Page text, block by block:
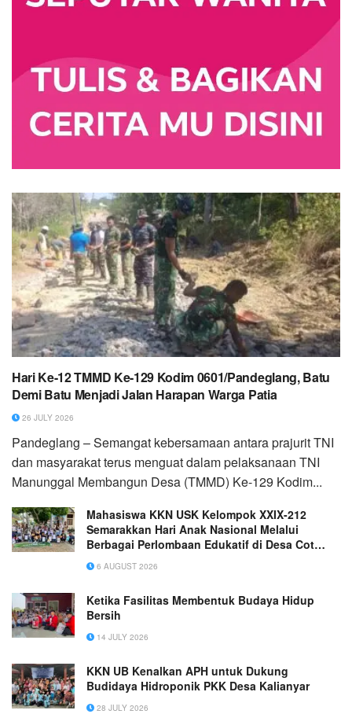
Hari Ke-12 TMMD Ke-129 Kodim 0601/Pandeglang, Batu
Demi Batu Menjadi Jalan Harapan Warga Patia
26 JULY 2026
Pandeglang – Semangat kebersamaan antara prajurit TNI
dan masyarakat terus menguat dalam pelaksanaan TNI
Manunggal Membangun Desa (TMMD) Ke-129 Kodim...
Mahasiswa KKN USK Kelompok XXIX-212
Semarakkan Hari Anak Nasional Melalui
Berbagai Perlombaan Edukatif di Desa Cot
Rabo Tunong
6 AUGUST 2026
Ketika Fasilitas Membentuk Budaya Hidup
Bersih
14 JULY 2026
KKN UB Kenalkan APH untuk Dukung
Budidaya Hidroponik PKK Desa Kalianyar
28 JULY 2026